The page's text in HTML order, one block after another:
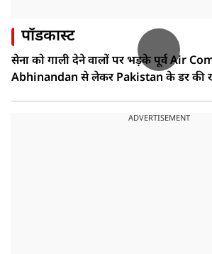
पॉडकास्ट
सेना को गाली देने वालों पर भड़के पूर्व Air
Abhinandan से लेकर Pakistan के डर की
ADVERTISEMENT